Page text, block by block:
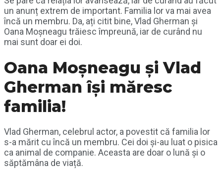
un anunț extrem de important. Familia lor va mai avea
încă un membru. Da, ați citit bine, Vlad Gherman și
Oana Moșneagu trăiesc împreună, iar de curând nu
mai sunt doar ei doi.
Oana Moșneagu și Vlad
Gherman își măresc
familia!
Vlad Gherman, celebrul actor, a povestit că familia lor
s-a mărit cu încă un membru. Cei doi și-au luat o pisica
ca animal de companie. Aceasta are doar o lună și o
săptămâna de viață.